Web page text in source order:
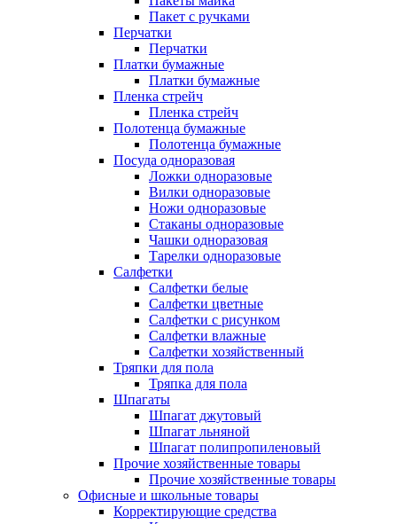
Пакет с ручками
Перчатки
Перчатки
Платки бумажные
Платки бумажные
Пленка стрейч
Пленка стрейч
Полотенца бумажные
Полотенца бумажные
Посуда одноразовая
Ложки одноразовые
Вилки одноразовые
Ножи одноразовые
Стаканы одноразовые
Чашки одноразовая
Тарелки одноразовые
Салфетки
Салфетки белые
Салфетки цветные
Салфетки с рисунком
Салфетки влажные
Салфетки хозяйственный
Тряпки для пола
Тряпка для пола
Шпагаты
Шпагат джутовый
Шпагат льняной
Шпагат полипропиленовый
Прочие хозяйственные товары
Прочие хозяйственные товары
Офисные и школьные товары
Корректирующие средства